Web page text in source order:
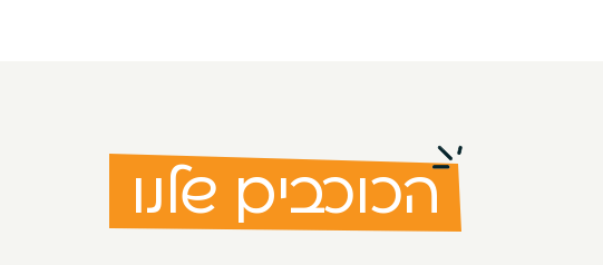
הכוכבים שלנו